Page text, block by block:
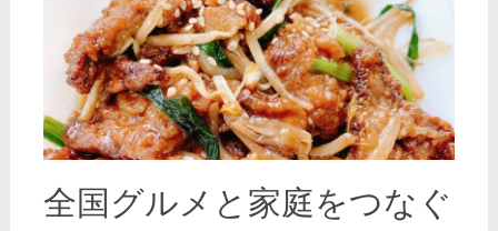
全国グルメと家庭をつなぐ